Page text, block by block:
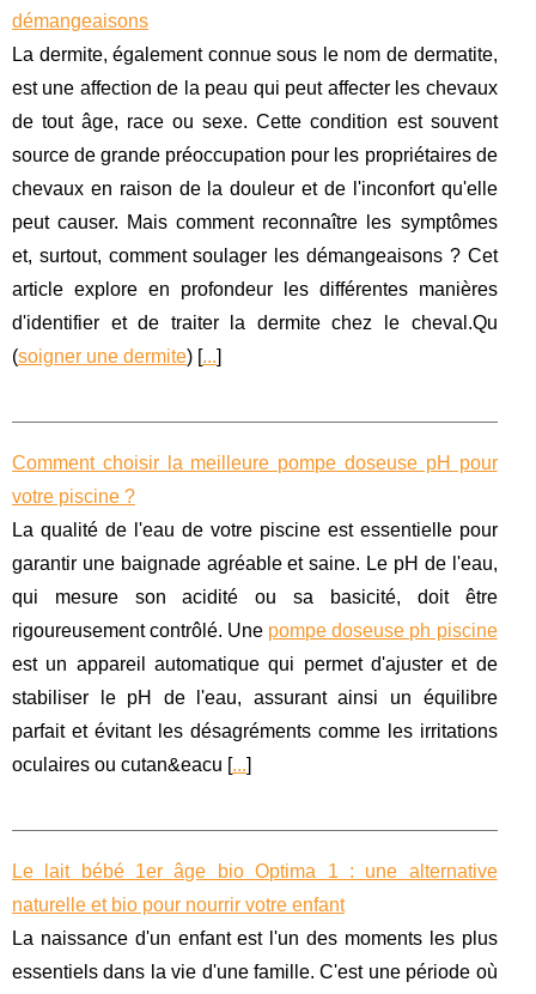
démangeaisons
La dermite, également connue sous le nom de dermatite,
est une affection de la peau qui peut affecter les chevaux
de tout âge, race ou sexe. Cette condition est souvent
source de grande préoccupation pour les propriétaires de
chevaux en raison de la douleur et de l'inconfort qu'elle
peut causer. Mais comment reconnaître les symptômes
et, surtout, comment soulager les démangeaisons ? Cet
article explore en profondeur les différentes manières
d'identifier et de traiter la dermite chez le cheval.Qu
(soigner une dermite) [...]
Comment choisir la meilleure pompe doseuse pH pour
votre piscine ?
La qualité de l'eau de votre piscine est essentielle pour
garantir une baignade agréable et saine. Le pH de l'eau,
qui mesure son acidité ou sa basicité, doit être
rigoureusement contrôlé. Une pompe doseuse ph piscine
est un appareil automatique qui permet d'ajuster et de
stabiliser le pH de l'eau, assurant ainsi un équilibre
parfait et évitant les désagréments comme les irritations
oculaires ou cutan&eacu [...]
Le lait bébé 1er âge bio Optima 1 : une alternative
naturelle et bio pour nourrir votre enfant
La naissance d'un enfant est l'un des moments les plus
essentiels dans la vie d'une famille. C'est une période où